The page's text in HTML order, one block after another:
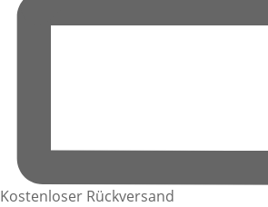
Kostenloser Rückversand